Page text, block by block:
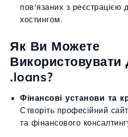
пов'язаних з реєстрацією
хостингом.
Як Ви Можете
.loans?
Фінансові установи та
Створіть професійний
та фінансового